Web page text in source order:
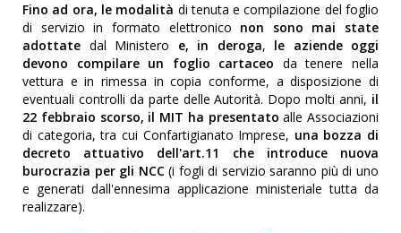
Fino ad ora, le modalità di tenuta e compilazione del foglio
di servizio in formato elettronico non sono mai state
adottate dal Ministero e, in deroga, le aziende oggi
devono compilare un foglio cartaceo da tenere nella
vettura e in rimessa in copia conforme, a disposizione di
eventuali controlli da parte delle Autorità. Dopo molti anni, il
22 febbraio scorso, il MIT ha presentato alle Associazioni
di categoria, tra cui Confartigianato Imprese, una bozza di
decreto attuativo dell'art.11
che introduce nuova
burocrazia per gli NCC(i fogli di servizio saranno più di uno
e generati dall'ennesima applicazione ministeriale tutta da
realizzare).